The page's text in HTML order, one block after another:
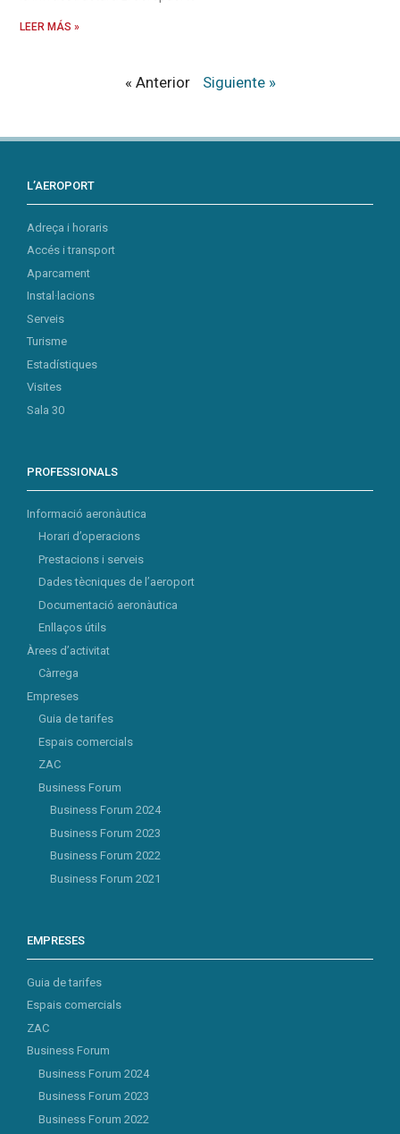
LEER MÁS »
« Anterior Siguiente »
L’AEROPORT
Adreça i horaris
Accés i transport
Aparcament
Instal·lacions
Serveis
Turisme
Estadístiques
Visites
Sala 30
PROFESSIONALS
Informació aeronàutica
Horari d’operacions
Prestacions i serveis
Dades tècniques de l’aeroport
Documentació aeronàutica
Enllaços útils
Àrees d’activitat
Càrrega
Empreses
Guia de tarifes
Espais comercials
ZAC
Business Forum
Business Forum 2024
Business Forum 2023
Business Forum 2022
Business Forum 2021
EMPRESES
Guia de tarifes
Espais comercials
ZAC
Business Forum
Business Forum 2024
Business Forum 2023
Business Forum 2022